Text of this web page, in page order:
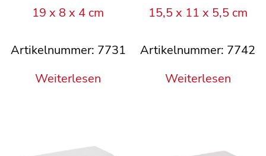
15,5 x 11 x 5,5 cm
Artikelnummer: 7742
Weiterlesen
19 x 8 x 4 cm
Artikelnummer: 7731
Weiterlesen